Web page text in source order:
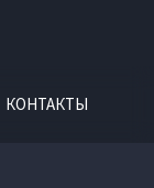
КОНТАКТЫ